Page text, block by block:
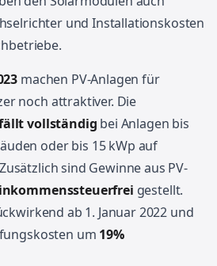
und Installationskosten
machen PV-Anlagen für
noch attraktiver. Die
vollständig bei Anlagen bis
oder bis 15 kWp auf
sind Gewinne aus PV-
gestellt.
ab 1. Januar 2022 und
um 19%